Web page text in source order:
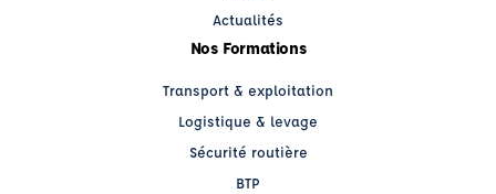
Actualités
Nos Formations
Transport & exploitation
Logistique & levage
Sécurité routière
BTP